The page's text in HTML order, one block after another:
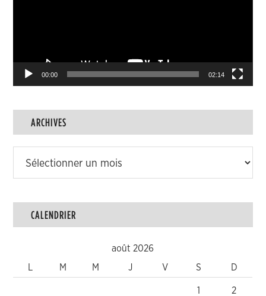
00:00 02:14
ARCHIVES
CALENDRIER
août 2026
M M J V S D
1 2